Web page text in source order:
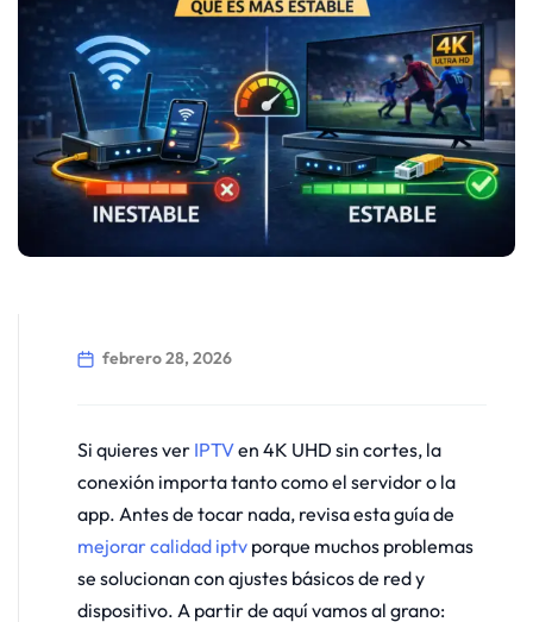
febrero 28, 2026
Si quieres ver IPTVen 4K UHD sin cortes, la
conexión importa tanto como el servidor o la
app. Antes de tocar nada, revisa esta guía de
mejorar calidad iptv porque muchos problemas
se solucionan con ajustes básicos de red y
dispositivo. A partir de aquí vamos al grano: